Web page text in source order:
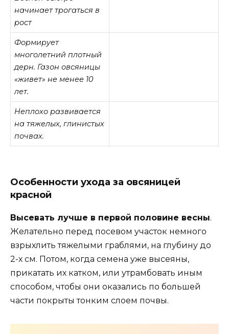
начинает трогаться в
рост
Формирует
многолетний плотный
дерн. Газон овсяницы
«живет» не менее 10
лет.
Неплохо развивается
на тяжелых, глинистых
почвах.
Особенности ухода за овсяницей
красной
Высевать лучше в первой половине весны.
Желательно перед посевом участок немного
взрыхлить тяжелыми граблями, на глубину до
2-х см. Потом, когда семена уже высеяны,
прикатать их катком, или утрамбовать иным
способом, чтобы они оказались по большей
части покрыты тонким слоем почвы.